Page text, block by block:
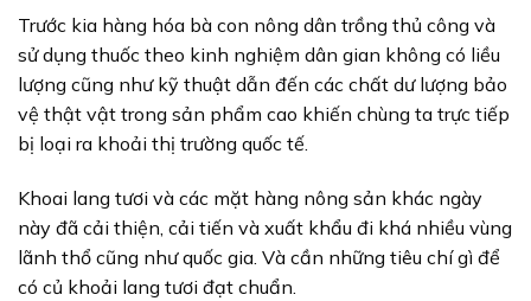
Trước kia hàng hóa bà con nông dân trồng thủ công và
sử dụng thuốc theo kinh nghiệm dân gian không có liều
lượng cũng như kỹ thuật dẫn đến các chất dư lượng bảo
vệ thật vật trong sản phẩm cao khiến chùng ta trực tiếp
bị loại ra khoải thị trường quốc tế.
Khoai lang tươi và các mặt hàng nông sản khác ngày
này đã cải thiện, cải tiến và xuất khẩu đi khá nhiều vùng
lãnh thổ cũng như quốc gia. Và cần những tiêu chí gì để
có củ khoải lang tươi đạt chuẩn.